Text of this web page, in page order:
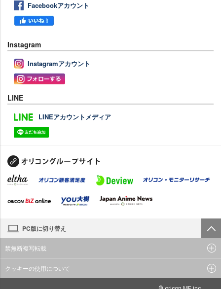
Facebookアカウント
Instagram
Instagramアカウント
LINE
LINEアカウントメディア
PC版に切り替え
禁無断複写転載
クッキーの使用について